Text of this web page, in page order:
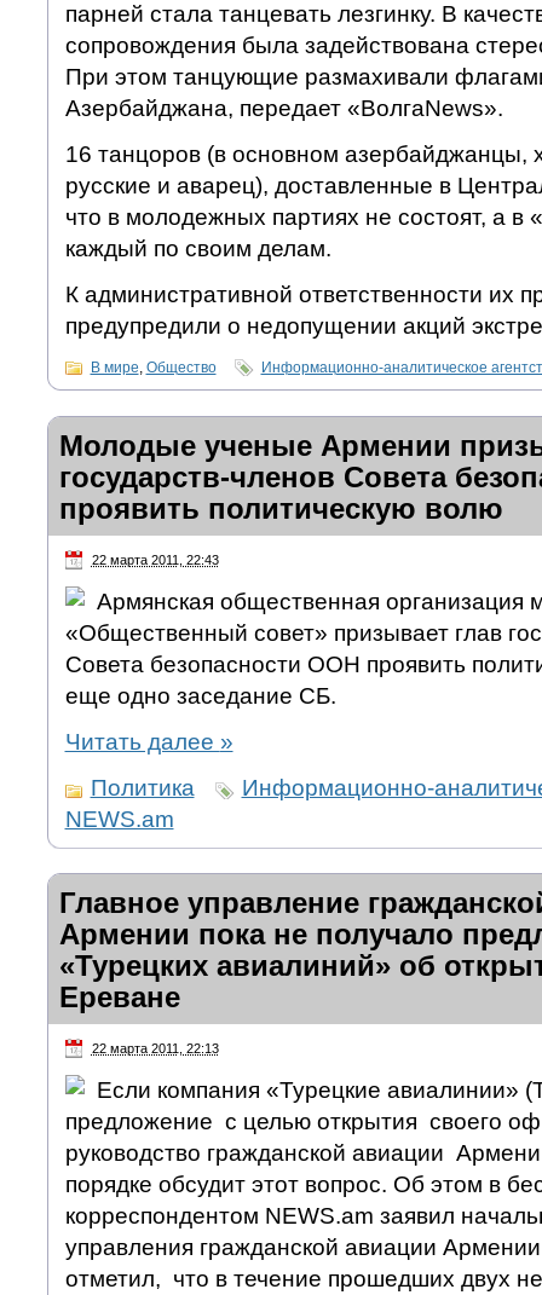
парней стала танцевать лезгинку. В
сопровождения была задействована
При этом танцующие размахивали
Азербайджана, передает «ВолгаNews».
16 танцоров (в основном азербайджанцы,
русские и аварец), доставленные в
что в молодежных партиях не состоят, а в
каждый по своим делам.
К административной ответственности их
предупредили о недопущении акций
В мире, Общество Информационно-аналитическое
Молодые ученые Армении
государств-членов Совета
проявить политическую волю
22 марта 2011, 22:43
Армянская общественная организация
«Общественный совет» призывает глав
Совета безопасности ООН проявить
еще одно заседание СБ.
Читать далее »
Политика
Информационно-
NEWS.am
Главное управление
Армении пока не получало
«Турецких авиалиний» об
Ереване
22 марта 2011, 22:13
Если компания «Турецкие авиалинии»
предложение с целью открытия своего
руководство гражданской авиации
порядке обсудит этот вопрос. Об этом в
корреспондентом NEWS.am заявил
управления гражданской авиации
отметил, что в течение прошедших двух